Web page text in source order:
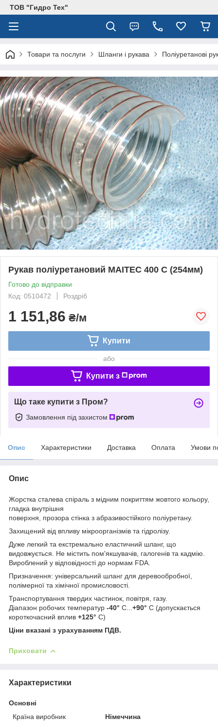
ТОВ "Гидро Тех"
Товари та послуги Шланги і рукава Поліуретанові
Рукав поліуретановий MAITEC 400 С (254мм)
Готово до відправки
Код: 0510472
Роздріб
1 151,86 ₴/м
Купити
або
Купити з
Що таке купити з Пром?
Замовлення під захистом
Опис Характеристики Доставка Оплата Умови
Опис
Жорстка сталева спіраль з мідним покриттям жовтого кольору,
гладка внутрішня
поверхня, прозора стінка з абразивостійкого поліуретану.
Захищений від впливу мікроорганізмів та гідролізу.
Дуже легкий та екстремально еластичний шланг, що
видовжується. Не містить пом'якшувачів, галогенів та кадмію.
Вироблений у відповідності до нормам FDA.
Призначення: універсальний шланг для деревообробної,
полімерної та хімічної промисловості.
Транспортування твердих частинок, повітря, газу.
Діапазон робочих температур -40° C... +90° C (допускається
короткочасний вплив +125° С)
Ціни вказані з урахуванням ПДВ.
Приховати
Характеристики
Основні
Країна виробник
Німеччина